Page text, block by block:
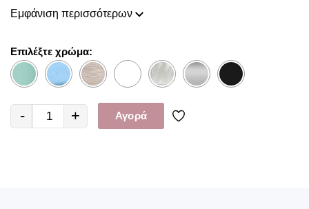
Εμφάνιση περισσότερων
Επιλέξτε χρώμα:
- + Αγορά